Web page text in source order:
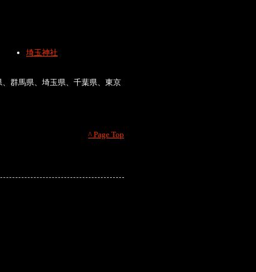
埼玉神社
群馬県、埼玉県、千葉県、東京
^ Page Top